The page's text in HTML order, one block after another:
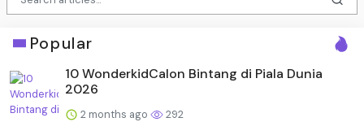
Popular
10 WonderkidCalon Bintang di Piala Dunia
2026
2 months ago 292